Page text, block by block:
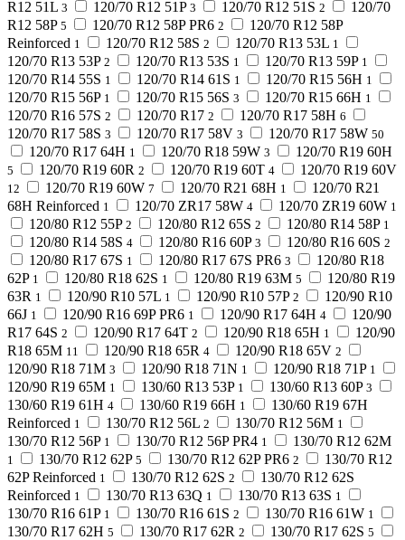
R12 51L 3 120/70 R12 51P 3 120/70 R12 51S 2
120/70
R12 58P 5 120/70 R12 58P PR6 2
120/70 R12 58P
Reinforced 1 120/70 R12 58S 2 120/70 R13 53L 1
120/70 R13 53P 2 120/70 R13 53S 1 120/70 R13 59P 1
120/70 R14 55S 1 120/70 R14 61S 1 120/70 R15 56H 1
120/70 R15 56P 1 120/70 R15 56S 3 120/70 R15 66H 1
120/70 R16 57S 2 120/70 R17 2 120/70 R17 58H 6
120/70 R17 58S 3 120/70 R17 58V 3 120/70 R17 58W 50
120/70 R17 64H 1 120/70 R18 59W 3 120/70 R19 60H
5 120/70 R19 60R 2 120/70 R19 60T 4 120/70 R19 60V
12 120/70 R19 60W 7 120/70 R21 68H 1
120/70 R21
68H Reinforced 1 120/70 ZR17 58W 4 120/70 ZR19 60W 1
120/80 R12 55P 2 120/80 R12 65S 2 120/80 R14 58P 1
120/80 R14 58S 4 120/80 R16 60P 3 120/80 R16 60S 2
120/80 R17 67S 1 120/80 R17 67S PR6 3
120/80 R18
62P 1 120/80 R18 62S 1 120/80 R19 63M 5
120/80 R19
63R 1 120/90 R10 57L 1 120/90 R10 57P 2
120/90 R10
66J 1 120/90 R16 69P PR6 1 120/90 R17 64H 4
120/90
R17 64S 2 120/90 R17 64T 2 120/90 R18 65H 1
120/90
R18 65M 11 120/90 R18 65R 4 120/90 R18 65V 2
120/90 R18 71M 3 120/90 R18 71N 1 120/90 R18 71P 1
120/90 R19 65M 1 130/60 R13 53P 1 130/60 R13 60P 3
130/60 R19 61H 4 130/60 R19 66H 1
130/60 R19 67H
Reinforced 1 130/70 R12 56L 2 130/70 R12 56M 1
130/70 R12 56P 1 130/70 R12 56P PR4 1 130/70 R12 62M
1 130/70 R12 62P 5 130/70 R12 62P PR6 2
130/70 R12
62P Reinforced 1 130/70 R12 62S 2
130/70 R12 62S
Reinforced 1 130/70 R13 63Q 1 130/70 R13 63S 1
130/70 R16 61P 1 130/70 R16 61S 2 130/70 R16 61W 1
130/70 R17 62H 5 130/70 R17 62R 2 130/70 R17 62S 5